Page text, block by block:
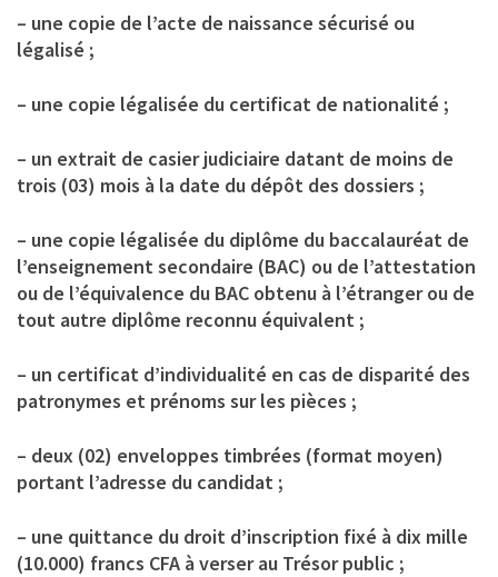
– une copie de l’acte de naissance sécurisé ou
légalisé ;
– une copie légalisée du certificat de nationalité ;
– un extrait de casier judiciaire datant de moins de
trois (03) mois à la date du dépôt des dossiers ;
– une copie légalisée du diplôme du baccalauréat de
l’enseignement secondaire (BAC) ou de l’attestation
ou de l’équivalence du BAC obtenu à l’étranger ou de
tout autre diplôme reconnu équivalent ;
– un certificat d’individualité en cas de disparité des
patronymes et prénoms sur les pièces ;
– deux (02) enveloppes timbrées (format moyen)
portant l’adresse du candidat ;
– une quittance du droit d’inscription fixé à dix mille
(10.000) francs CFA à verser au Trésor public ;